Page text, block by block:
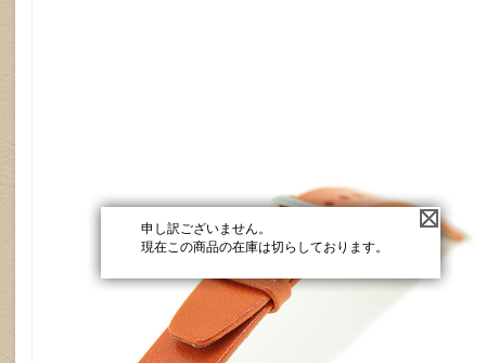
申し訳ございません。
現在この商品の在庫は切らしております。